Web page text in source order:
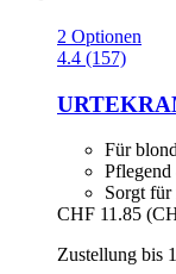
2 Optionen
4.4 (157)
Für
Sorgt für
CHF 11.85
Zustellung bis